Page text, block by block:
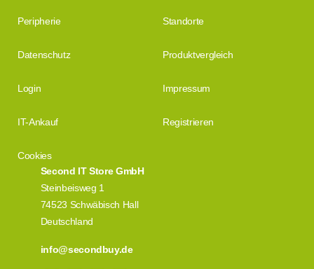
Second IT Store GmbH
Steinbeisweg 1
74523 Schwäbisch Hall
Deutschland
info@secondbuy.de
Peripherie Standorte
Datenschutz Produktvergleich
Login Impressum
IT-Ankauf Registrieren
Cookies